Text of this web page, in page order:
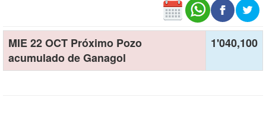
MIE 22 OCT Próximo Pozo
acumulado de Ganagol
1'040,100